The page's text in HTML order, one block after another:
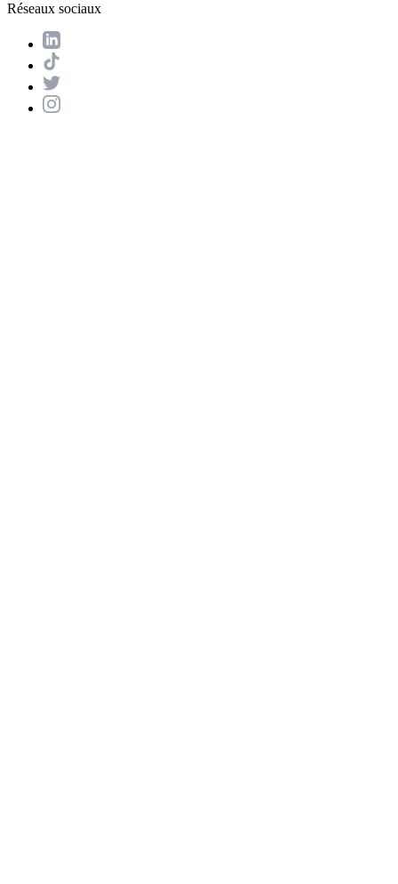
Réseaux sociaux